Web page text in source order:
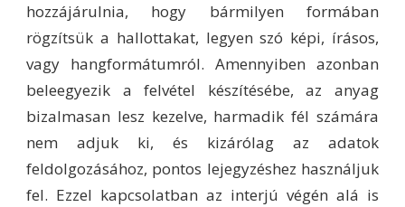
hozzájárulnia, hogy bármilyen formában
rögzítsük a hallottakat, legyen szó képi, írásos,
vagy hangformátumról. Amennyiben azonban
beleegyezik a felvétel készítésébe, az anyag
bizalmasan lesz kezelve, harmadik fél számára
nem adjuk ki, és kizárólag az adatok
feldolgozásához, pontos lejegyzéshez használjuk
fel. Ezzel kapcsolatban az interjú végén alá is